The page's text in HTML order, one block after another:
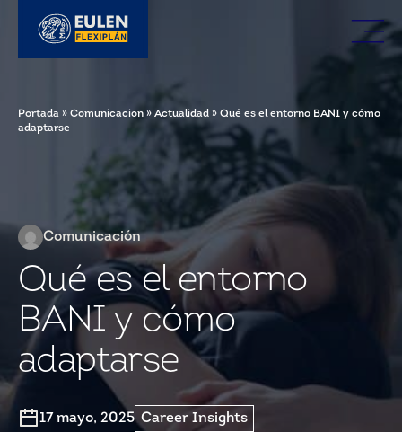
Portada » Comunicacion » Actualidad » Qué es el entorno BANI y cómo
adaptarse
Comunicación
Qué es el entorno
BANI y cómo
adaptarse
17 mayo, 2025 Career Insights